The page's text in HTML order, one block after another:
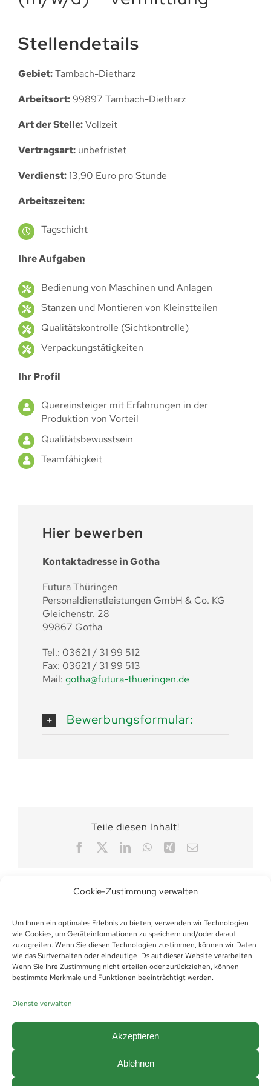
Cookie-Zustimmung verwalten
Um Ihnen ein optimales Erlebnis zu bieten, verwenden wir Technologien
wie Cookies, um Geräteinformationen zu speichern und/oder darauf
zuzugreifen. Wenn Sie diesen Technologien zustimmen, können wir Daten
wie das Surfverhalten oder eindeutige IDs auf dieser Website verarbeiten.
Wenn Sie Ihre Zustimmung nicht erteilen oder zurückziehen, können
bestimmte Merkmale und Funktionen beeinträchtigt werden.
Dienste verwalten
Akzeptieren
Ablehnen
Stellendetails
Gebiet:Tambach-Dietharz
Arbeitsort:99897 Tambach-Dietharz
Art der Stelle:Vollzeit
Vertragsart: unbefristet
Verdienst:13,90 Euro pro Stunde
Arbeitszeiten:
Tagschicht
Ihre Aufgaben
Bedienung von Maschinen und Anlagen
Stanzen und Montieren von Kleinstteilen
Qualitätskontrolle (Sichtkontrolle)
Verpackungstätigkeiten
Ihr Profil
Quereinsteiger mit Erfahrungen in der
Produktion von Vorteil
Qualitätsbewusstsein
Teamfähigkeit
Hier bewerben
Kontaktadresse in Gotha
Futura Thüringen
Personaldienstleistungen GmbH & Co. KG
Gleichenstr. 28
99867 Gotha
Tel.: 03621 / 31 99 512
Fax: 03621 / 31 99 513
Mail: gotha@futura-thueringen.de
Bewerbungsformular:
Teile diesen Inhalt!
Facebook
X LinkedInWhatsApp
XingE-
© Copyright 2019 -2026 | Futura Thüringen